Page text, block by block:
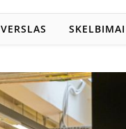
VERSLAS SKELBIMAI